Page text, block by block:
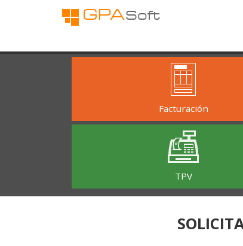
Pasar al contenido principal
Facturación
TPV